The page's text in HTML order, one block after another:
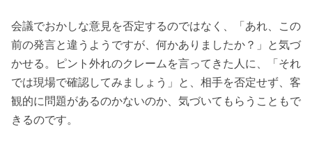
会議でおかしな意見を否定するのではなく、「あれ、この
前の発言と違うようですが、何かありましたか？」と気づ
かせる。ピント外れのクレームを言ってきた人に、「それ
では現場で確認してみましょう」と、相手を否定せず、客
観的に問題があるのかないのか、気づいてもらうこともで
きるのです。